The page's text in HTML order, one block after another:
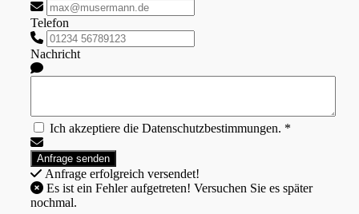
Telefon
Nachricht
Ich akzeptiere die Datenschutzbestimmungen. *
Anfrage erfolgreich versendet!
nochmal.